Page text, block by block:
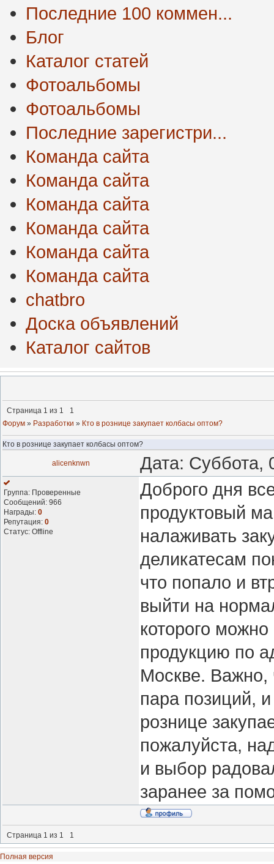
Последние 100 коммен...
Блог
Каталог статей
Фотоальбомы
Фотоальбомы
Последние зарегистри...
Команда сайта
Команда сайта
Команда сайта
Команда сайта
Команда сайта
Команда сайта
chatbro
Доска объявлений
Каталог сайтов
Страница 1 из 1
1
Форум » Разработки » Кто в рознице закупает колбасы оптом?
Кто в рознице закупает колбасы оптом?
alicenknwn Дата:
Группа: Проверенные
Сообщений: 966
Награды: 0
Репутация: 0
Статус: Offline
Доброго дня
продуктовый
налаживать
деликатесам
что попало и
выйти на
которого
продукцию по
Москве. Важно,
пара позиций,
рознице
пожалуйста,
и выбор
заранее за
Страница 1 из 1 1
Полная версия